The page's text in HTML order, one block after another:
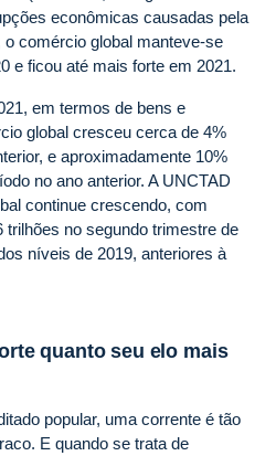
econômicas causadas pela
comércio global manteve-se
e ficou até mais forte em 2021.
em termos de bens e
global cresceu cerca de 4%
e aproximadamente 10%
no ano anterior. A UNCTAD
continue crescendo, com
trilhões no segundo trimestre de
níveis de 2019, anteriores à
quanto seu elo mais
popular, uma corrente é tão
E quando se trata de